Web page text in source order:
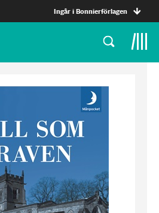
Ingår i Bonnierförlagen